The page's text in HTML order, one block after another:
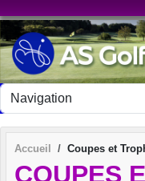
Accueil Coupes et
COUPES